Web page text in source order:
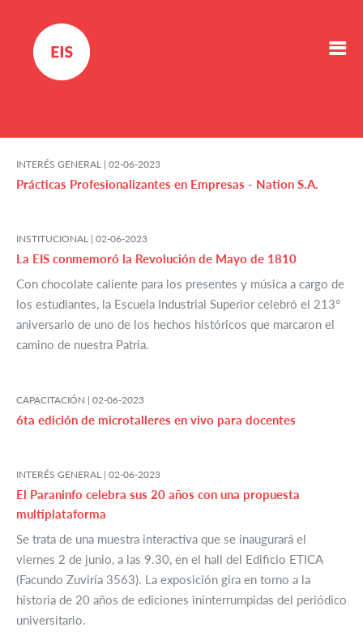
INTERÉS GENERAL | 02-06-2023
Prácticas Profesionalizantes en Empresas - Nation S.A.
INSTITUCIONAL | 02-06-2023
La EIS conmemoró la Revolución de Mayo de 1810
Con chocolate caliente para los presentes y música a cargo de
los estudiantes, la Escuela Industrial Superior celebró el 213°
aniversario de uno de los hechos históricos que marcaron el
camino de nuestra Patria.
CAPACITACIÓN | 02-06-2023
6ta edición de microtalleres en vivo para docentes
INTERÉS GENERAL | 02-06-2023
El Paraninfo celebra sus 20 años con una propuesta
multiplataforma
Se trata de una muestra interactiva que se inaugurará el
viernes 2 de junio, a las 9.30, en el hall del Edificio ETICA
(Facundo Zuviría 3563). La exposición gira en torno a la
historia de 20 años de ediciones ininterrumpidas del periódico
universitario.